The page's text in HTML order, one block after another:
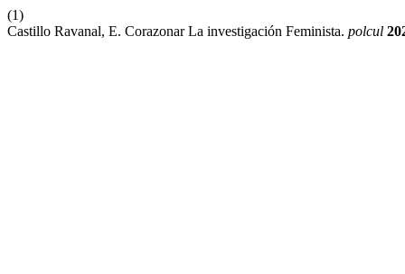
(1)
Castillo Ravanal, E. Corazonar La investigación Feminista. polcul